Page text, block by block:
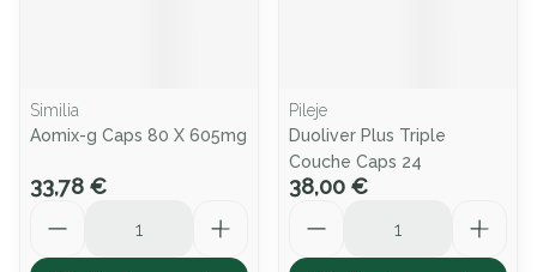
Similia
Aomix-g Caps 80 X 605mg
33,78 €
Pileje
Duoliver Plus Triple
Couche Caps 24
38,00 €